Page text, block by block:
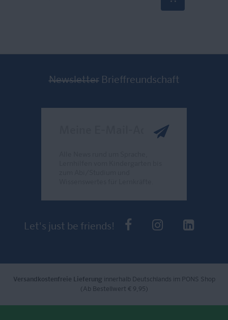
Newsletter Brieffreundschaft
Let's just be friends! PONS beiPONS bei
Versandkostenfreie Lieferung innerhalb Deutschlands im PONS Shop
(Ab Bestellwert € 9,95)